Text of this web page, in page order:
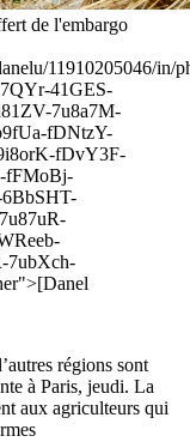
de l'embargo
11910205046/in/
41GES-
7u8a7M-
fDNtzY-
fDvY3F-
fFMoBj-
7ubXch-
régions sont
à Paris, jeudi. La
aux agriculteurs qui